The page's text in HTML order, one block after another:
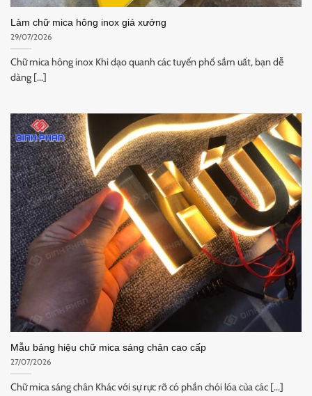
Làm chữ mica hông inox giá xưởng
29/07/2026
Chữ mica hông inox Khi dạo quanh các tuyến phố sầm uất, bạn dễ
dàng [...]
Mẫu bảng hiệu chữ mica sáng chân cao cấp
27/07/2026
Chữ mica sáng chân Khác với sự rực rỡ có phần chói lóa của các [...]